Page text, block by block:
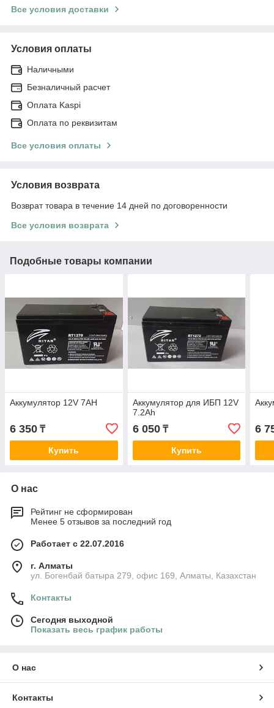
Все условия доставки
Условия оплаты
Наличными
Безналичный расчет
Оплата Kaspi
Оплата по реквизитам
Все условия оплаты
Условия возврата
Возврат товара в течение 14 дней по договоренности
Все условия возврата
Подобные товары компании
Аккумулятор 12V 7AH
6 350 ₸
Купить
Аккумулятор для ИБП 12V
7.2Ah
6 050₸
Купить
6
О нас
Рейтинг не сформирован
Менее 5 отзывов за последний год
Работает с 22.07.2016
г. Алматы
ул. Богенбай батыра 279, офис 169, Алматы, Казахстан
Контакты
Сегодня выходной
Показать весь график работы
О нас
Контакты